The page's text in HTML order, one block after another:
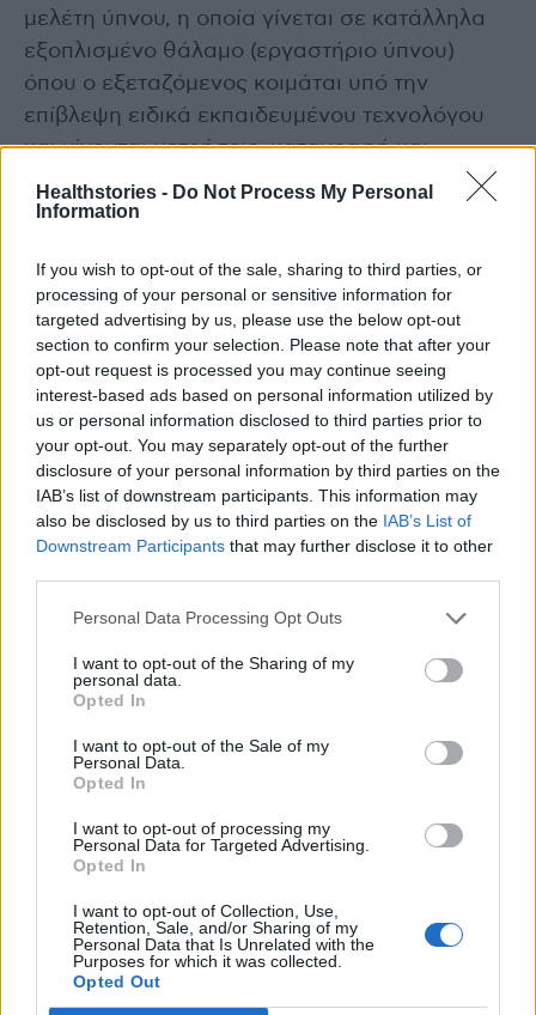
Healthstories - Do Not Process My Personal
Information
If you wish to opt-out of the sale, sharing to third parties, or
processing of your personal or sensitive information for
targeted advertising by us, please use the below opt-out
section to confirm your selection. Please note that after your
opt-out request is processed you may continue seeing
interest-based ads based on personal information utilized by
us or personal information disclosed to third parties prior to
your opt-out. You may separately opt-out of the further
disclosure of your personal information by third parties on the
IAB’s list of downstream participants. This information may
also be disclosed by us to third parties on the IAB’s List of
Downstream Participants that may further disclose it to other
Personal Data Processing Opt Outs
I want to opt-out of the Sharing of my
personal data.
Opted In
I want to opt-out of the Sale of my
Personal Data.
Opted In
I want to opt-out of processing my
Personal Data for Targeted Advertising.
Opted In
I want to opt-out of Collection, Use,
Retention, Sale, and/or Sharing of my
Personal Data that Is Unrelated with the
Purposes for which it was collected.
Opted Out
μελέτη ύπνου, η οποία γίνεται σε κατάλληλα
εξοπλισμένο θάλαμο (εργαστήριο ύπνου)
όπου ο εξεταζόμενος κοιμάται υπό την
επίβλεψη ειδικά εκπαιδευμένου τεχνολόγου
και γίνονται μετρήσεις, καταγραφή και
παρατηρήσεις διαφόρων παραμέτρων όπως:
οξυμετρία, κινήσεις οφθαλμών, θωρακικού
ροής του αέρα στη μύτη και στο στόμα.
Γίνονται ηλεκτροεγκεφαλογράφημα,
ηλεκτρομυογράφημα και
ηλεκτροκαρδιογράφημα.
Αναλόγως του αποτελέσματος όλων αυτών
των μετρήσεων διαπιστώνεται αν ο
εξεταζόμενος πάσχει ή όχι από ΣΑΑΥ και τι
Πρέπει να σημειωθεί ότι το σύνδρομο της
αποφρακτικής άπνοιας του ύπνου πρέπει να
θεραπεύεται (και θεραπεύεται) πάντα.
βάρους για τους παχύσαρκους, ωστόσο
μπορεί, ενίοτε, να γίνει και χειρουργικά.
Σε λίγες περιπτώσεις (μικρογναθία,
μακρογλωσσία) μπορεί να βοηθήσουν
ενδοστοματικές συσκευές (ενδοστοματικοί